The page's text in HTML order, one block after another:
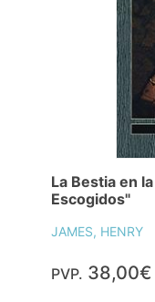
La Bestia en
Escogidos"
JAMES, HENRY
PVP. 38,00€